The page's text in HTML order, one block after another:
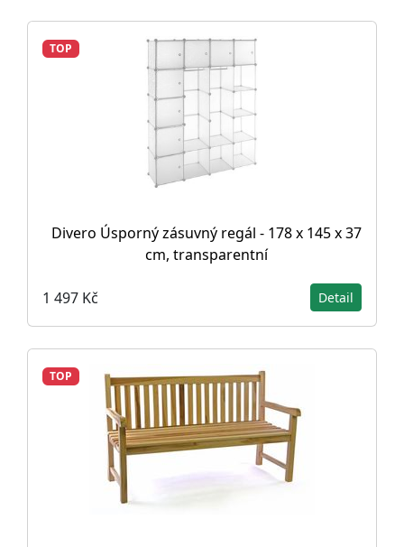
TOP
Divero Úsporný zásuvný regál - 178 x 145 x 37
cm, transparentní
1 497 Kč Detail
TOP